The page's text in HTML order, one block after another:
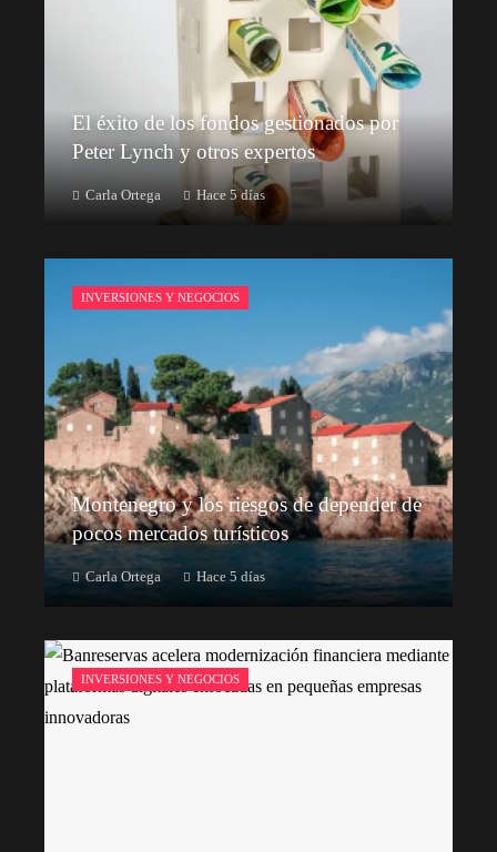
El éxito de los fondos gestionados por
Peter Lynch y otros expertos
Carla Ortega Hace 5 días
INVERSIONES Y NEGOCIOS
Montenegro y los riesgos de depender de
pocos mercados turísticos
Carla Ortega Hace 5 días
INVERSIONES Y NEGOCIOS